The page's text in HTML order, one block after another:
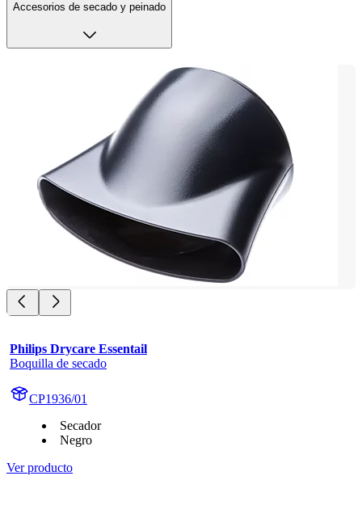
Accesorios de secado y peinado
Philips Drycare Essentail
Boquilla de secado
CP1936/01
Secador
Negro
Ver producto